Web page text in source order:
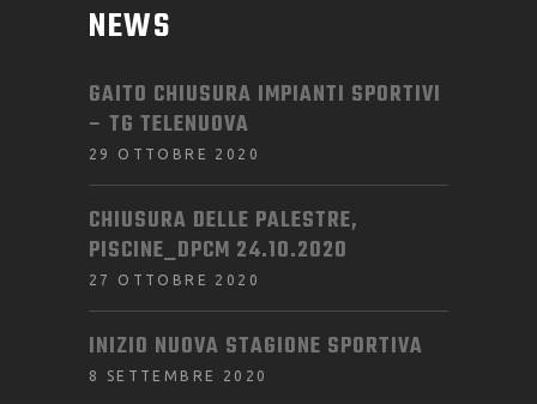
NEWS
GAITO CHIUSURA IMPIANTI SPORTIVI
– TG TELENUOVA
29 OTTOBRE 2020
CHIUSURA DELLE PALESTRE,
PISCINE_DPCM 24.10.2020
27 OTTOBRE 2020
INIZIO NUOVA STAGIONE SPORTIVA
8 SETTEMBRE 2020